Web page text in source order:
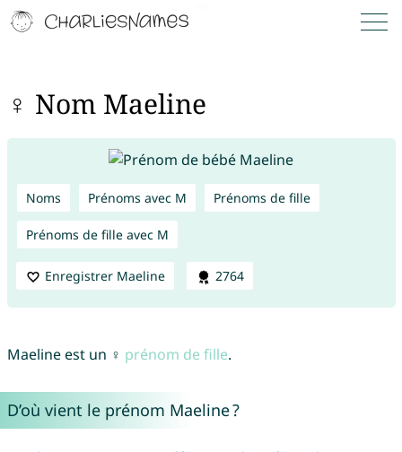
♀ Nom Maeline
Noms Prénoms avec M Prénoms de fille
Prénoms de fille avec M
Enregistrer Maeline 2764
Maeline est un ♀ prénom de fille.
D’où vient le prénom Maeline ?